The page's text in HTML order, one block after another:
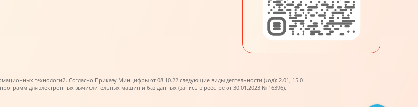
технологий. Согласно Приказу Минцифры от 08.10.22 следующие виды деятельности (код): 2.01, 15.01.
для электронных вычислительных машин и баз данных (запись в реестре от 30.01.2023 № 16396).